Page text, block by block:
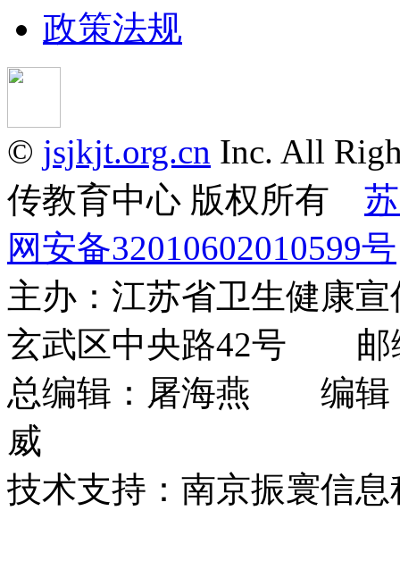
政策法规
© jsjkjt.org.cn Inc. All
传教育中心 版权所有
网安备32010602010599号
主办：江苏省卫生健康
玄武区中央路42号 邮
总编辑：屠海燕 编
威
技术支持：南京振寰信